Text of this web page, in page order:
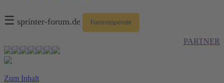
☰ sprinter-forum.de Forumsspende
PARTNER
Zum Inhalt